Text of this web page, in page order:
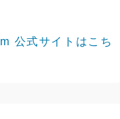
公式サイトはこち